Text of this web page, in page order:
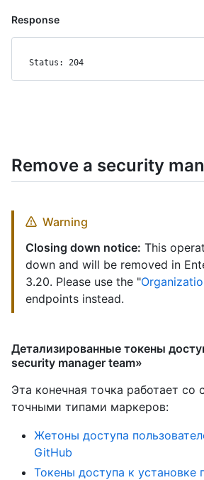
Response
Status: 204
Remove a security
Warning
Closing down notice: This
down and will be removed in
3.20. Please use the "
endpoints instead.
Детализированные токены
security manager team»
Эта конечная точка работает
точными типами маркеров:
Жетоны доступа
GitHub
Токены доступа к установке